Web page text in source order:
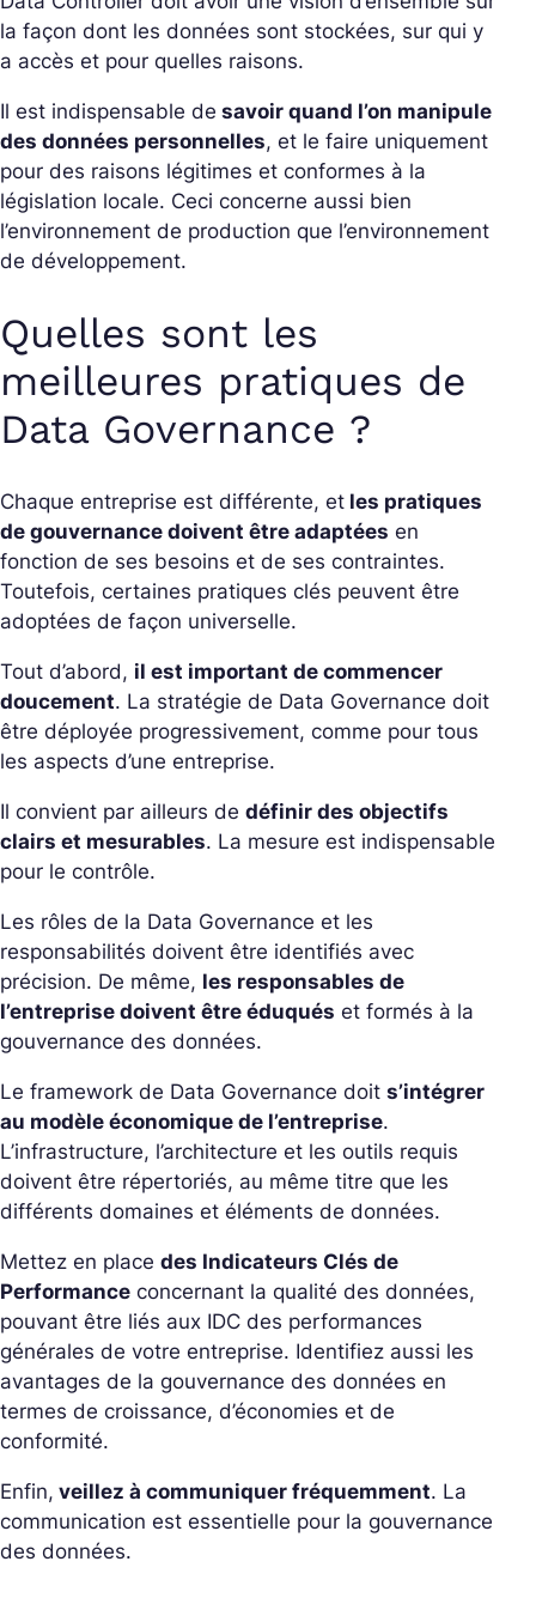
la façon dont les données sont stockées, sur qui y
a accès et pour quelles raisons.
Il est indispensable de savoir quand l’on manipule
des données personnelles, et le faire uniquement
pour des raisons légitimes et conformes à la
législation locale. Ceci concerne aussi bien
l’environnement de production que l’environnement
de développement.
Quelles sont les
meilleures pratiques de
Data Governance ?
Chaque entreprise est différente, et les pratiques
de gouvernance doivent être adaptées en
fonction de ses besoins et de ses contraintes.
Toutefois, certaines pratiques clés peuvent être
adoptées de façon universelle.
Tout d’abord, il est important de commencer
doucement. La stratégie de Data Governance doit
être déployée progressivement, comme pour tous
les aspects d’une entreprise.
Il convient par ailleurs de définir des objectifs
clairs et mesurables. La mesure est indispensable
pour le contrôle.
Les rôles de la Data Governance et les
responsabilités doivent être identifiés avec
précision. De même, les responsables de
l’entreprise doivent être éduqués et formés à la
gouvernance des données.
Le framework de Data Governance doit s’intégrer
au modèle économique de l’entreprise.
L’infrastructure, l’architecture et les outils requis
doivent être répertoriés, au même titre que les
différents domaines et éléments de données.
Mettez en place des Indicateurs Clés de
Performance concernant la qualité des données,
pouvant être liés aux IDC des performances
générales de votre entreprise. Identifiez aussi les
avantages de la gouvernance des données en
termes de croissance, d’économies et de
conformité.
Enfin, veillez à communiquer fréquemment. La
communication est essentielle pour la gouvernance
des données.